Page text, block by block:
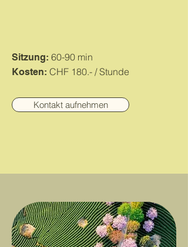
Sitzung: 60-90 min
Kosten: CHF 180.- / Stunde
Kontakt aufnehmen